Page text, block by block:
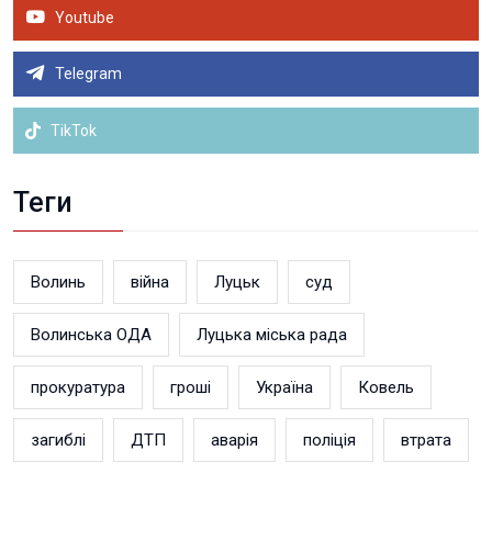
Youtube
Telegram
TikTok
Теги
Волинь війна Луцьк суд
Волинська ОДА Луцька міська рада
прокуратура гроші Україна Ковель
загиблі ДТП аварія поліція втрата